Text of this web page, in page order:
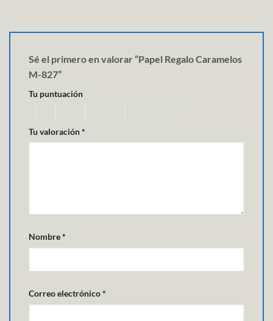
Sé el primero en valorar “Papel Regalo Caramelos
M-827”
Tu puntuación
Tu valoración*
Nombre*
Correo electrónico*